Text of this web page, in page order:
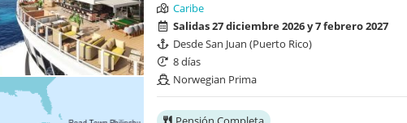
Caribe
Salidas 27 diciembre 2026 y 7 febrero 2027
Desde San Juan (Puerto Rico)
8 días
Norwegian Prima